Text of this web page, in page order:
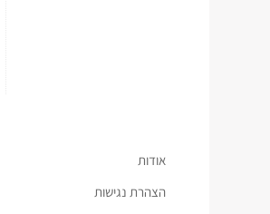
אודות
הצהרת נגישות